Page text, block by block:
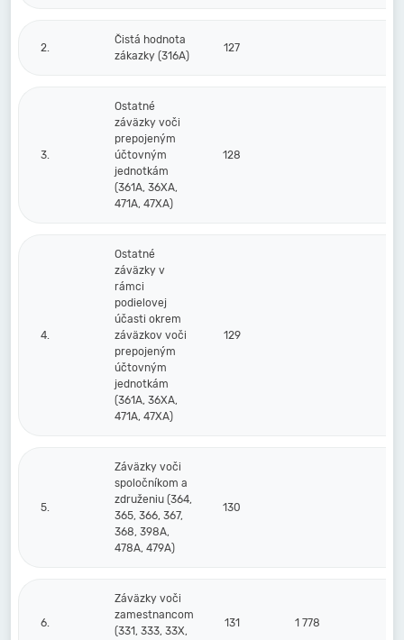
2.
Čistá hodnota
zákazky (316A)
127
3.
Ostatné
záväzky voči
prepojeným
účtovným
jednotkám
(361A, 36XA,
471A, 47XA)
128
4.
Ostatné
záväzky v
rámci
podielovej
účasti okrem
záväzkov voči
prepojeným
účtovným
jednotkám
(361A, 36XA,
471A, 47XA)
129
5.
Záväzky voči
spoločníkom a
združeniu (364,
365, 366, 367,
368, 398A,
478A, 479A)
130
6.
Záväzky voči
zamestnancom
(331, 333, 33X,
131 1 778